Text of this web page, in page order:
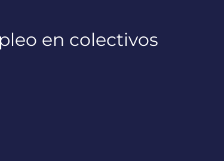
en colectivos